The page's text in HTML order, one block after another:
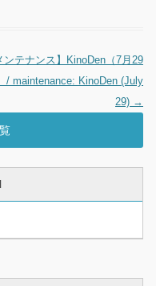
ンテナンス】KinoDen（7月29
/ maintenance: KinoDen (July
29) →